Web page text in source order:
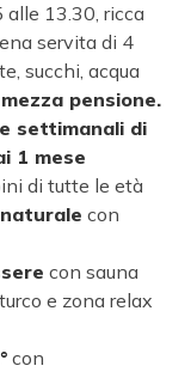
13.30, ricca
servita di 4
succhi, acqua
mezza pensione.
settimanali di
1 mese
di tutte le età
con
con sauna
e zona relax
con